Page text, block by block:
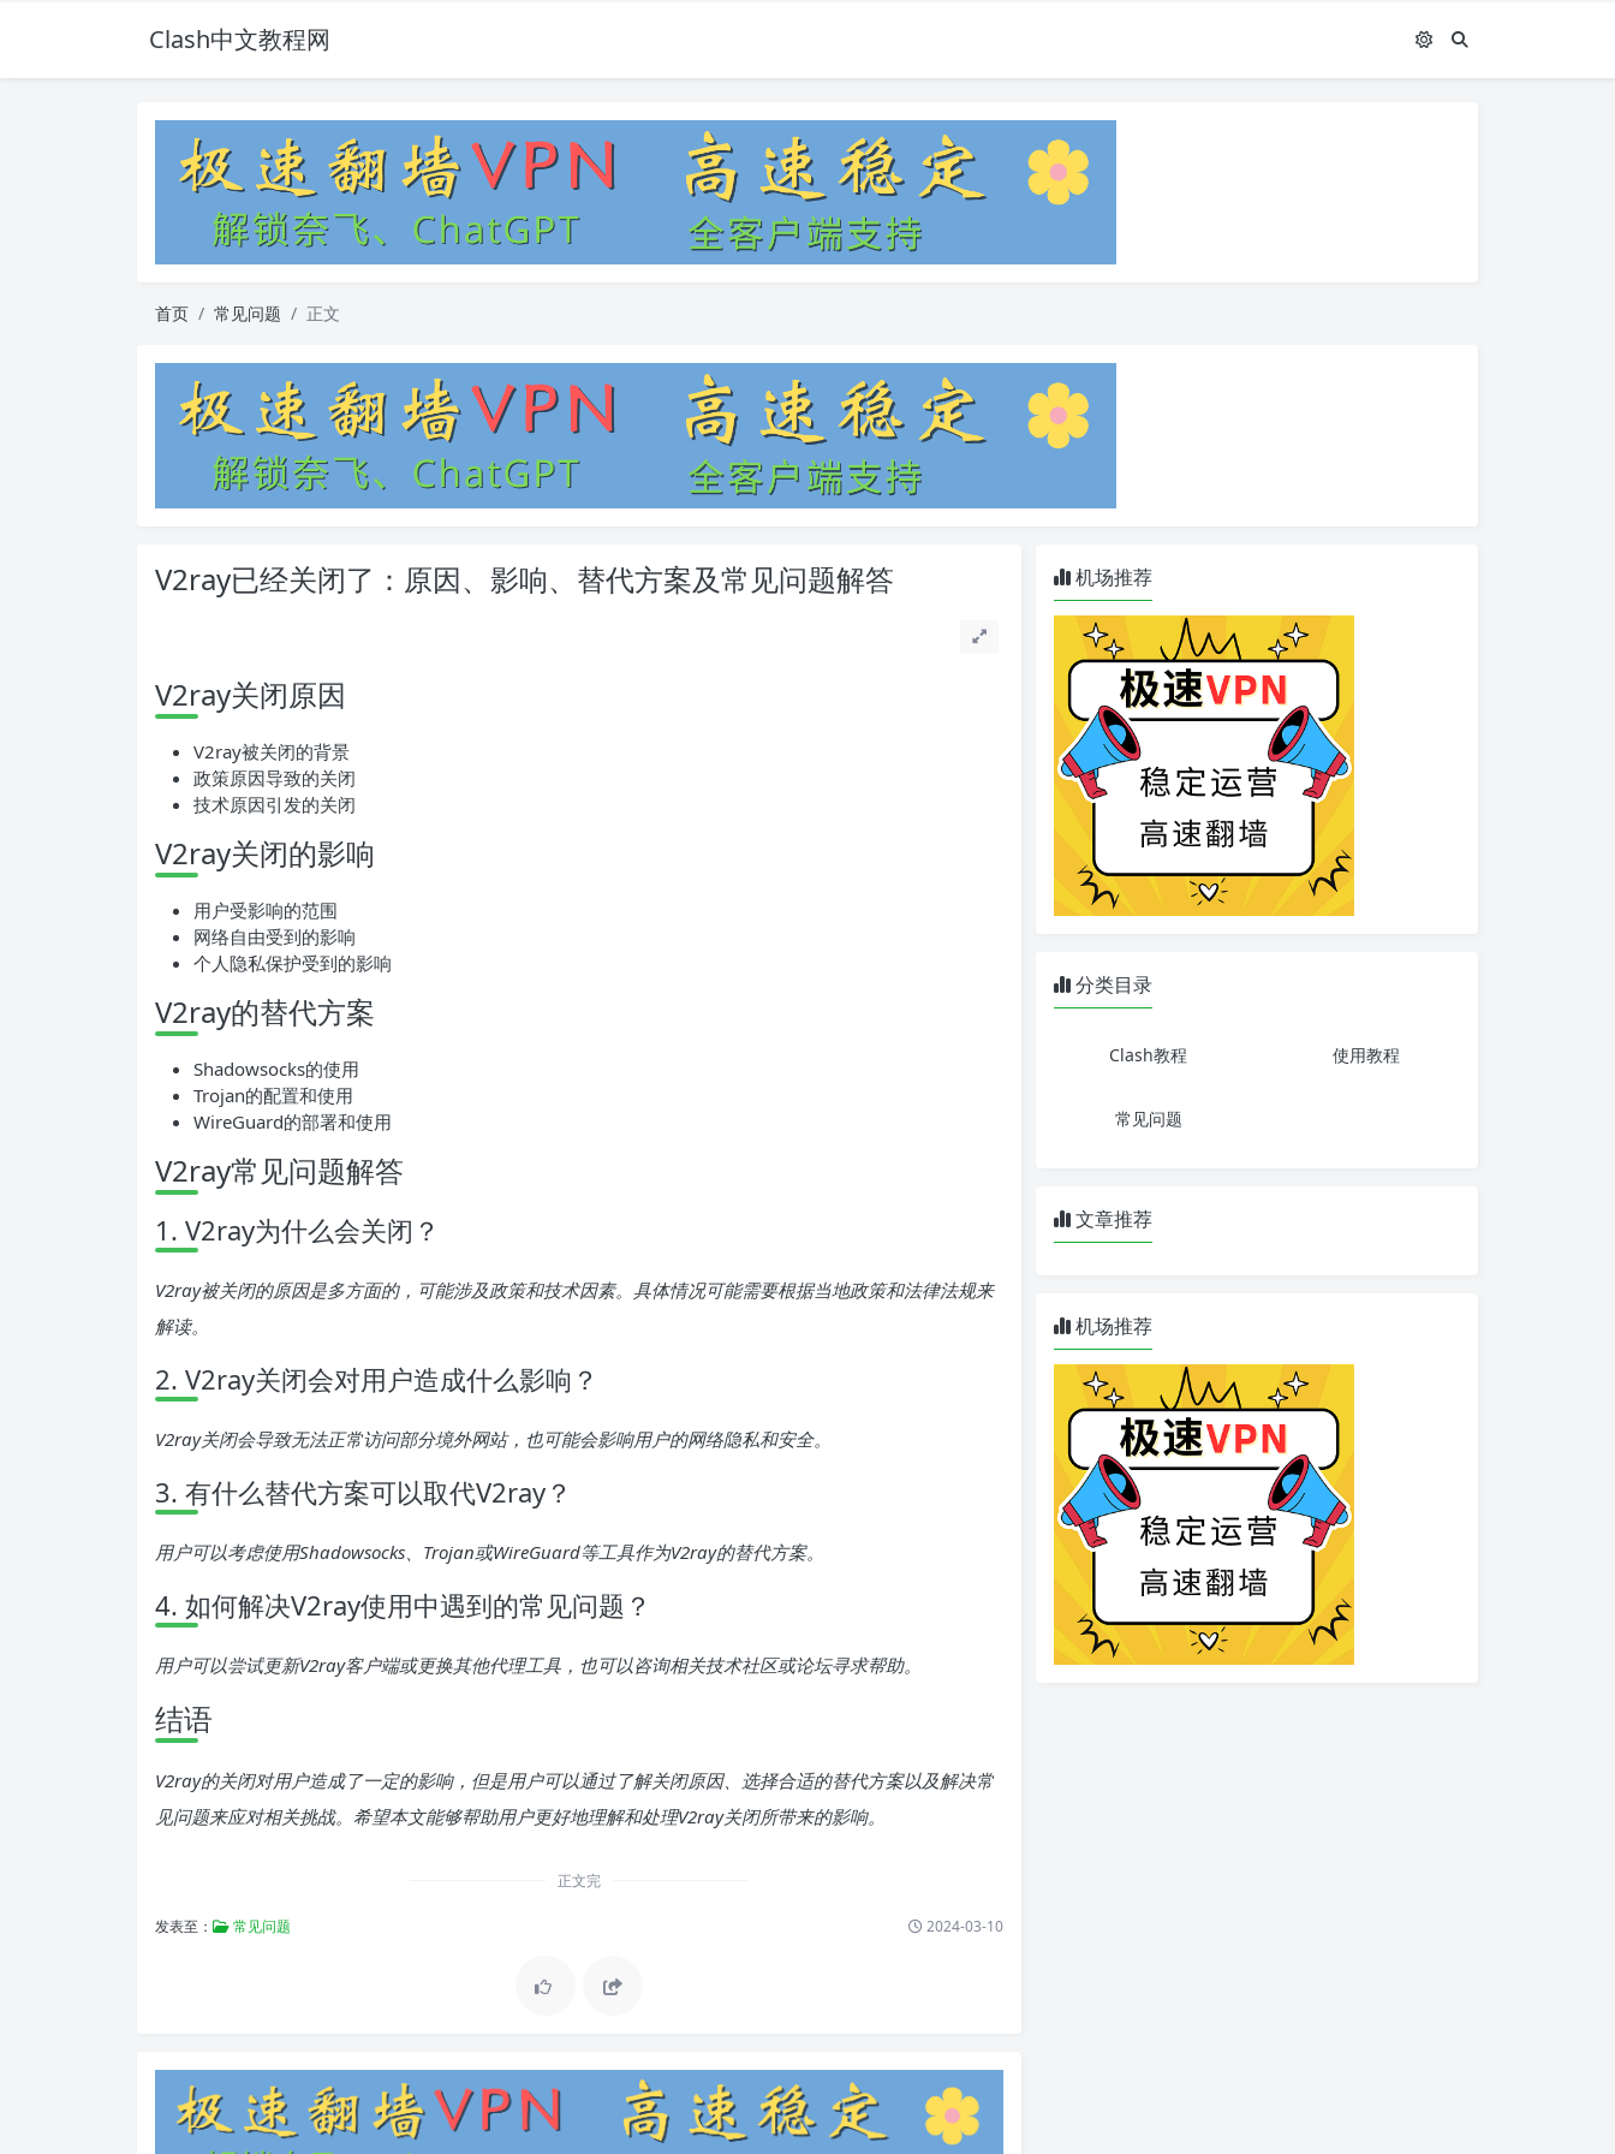
Clash中文教程网
首页 常见问题 正文
V2ray已经关闭了：原因、影响、替代方案及常见问题解答
V2ray关闭原因
V2ray被关闭的背景
政策原因导致的关闭
技术原因引发的关闭
V2ray关闭的影响
用户受影响的范围
网络自由受到的影响
个人隐私保护受到的影响
V2ray的替代方案
Shadowsocks的使用
Trojan的配置和使用
WireGuard的部署和使用
V2ray常见问题解答
1. V2ray为什么会关闭？
V2ray被关闭的原因是多方面的，可能涉及政策和技术因素。具体情况可能需要根据当地政策和法律法规来
解读。
2. V2ray关闭会对用户造成什么影响？
V2ray关闭会导致无法正常访问部分境外网站，也可能会影响用户的网络隐私和安全。
3. 有什么替代方案可以取代V2ray？
用户可以考虑使用Shadowsocks、Trojan或WireGuard等工具作为V2ray的替代方案。
4. 如何解决V2ray使用中遇到的常见问题？
用户可以尝试更新V2ray客户端或更换其他代理工具，也可以咨询相关技术社区或论坛寻求帮助。
结语
V2ray的关闭对用户造成了一定的影响，但是用户可以通过了解关闭原因、选择合适的替代方案以及解决常
见问题来应对相关挑战。希望本文能够帮助用户更好地理解和处理V2ray关闭所带来的影响。
正文完
发表至： 常见问题 2024-03-10
机场推荐
分类目录
Clash教程 使用教程
常见问题
文章推荐
机场推荐